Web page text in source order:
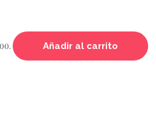
Añadir al carrito